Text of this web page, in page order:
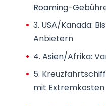
Roaming-
3. USA/Kanada:
Anbietern
4. Asien/Afrika:
5.
mit Extremkosten